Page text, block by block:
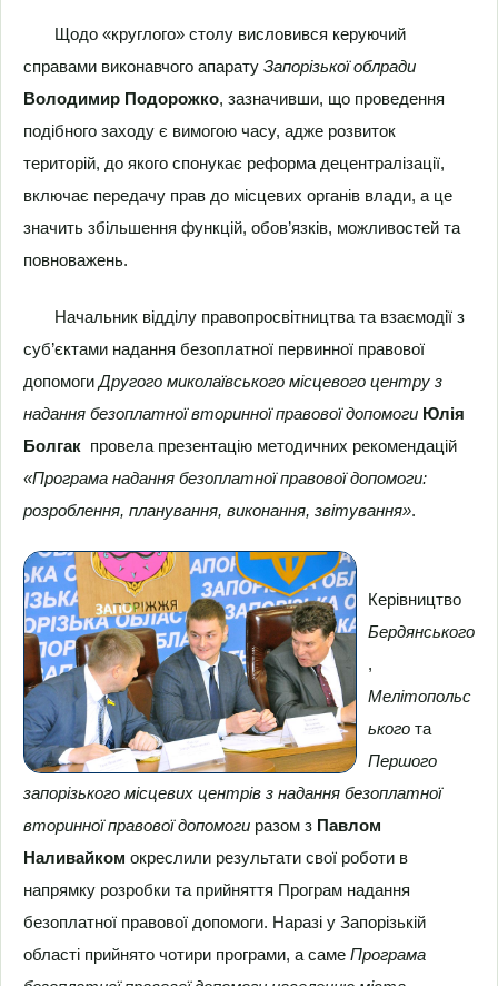
Щодо «круглого» столу висловився керуючий
справами виконавчого апарату Запорізької облради
Володимир Подорожко, зазначивши, що проведення
подібного заходу є вимогою часу, адже розвиток
територій, до якого спонукає реформа децентралізації,
включає передачу прав до місцевих органів влади, а це
значить збільшення функцій, обов’язків, можливостей та
повноважень.
Начальник відділу правопросвітництва та взаємодії з
суб’єктами надання безоплатної первинної правової
допомогиДругого миколаївського місцевого центру з
надання безоплатної вторинної правової допомоги Юлія
Болгак провела презентацію методичних рекомендацій
«Програма надання безоплатної правової допомоги:
розроблення, планування, виконання, звітування».
Керівництво
Бердянського
,
Мелітопольс
ького та
Першого
запорізького місцевих центрів з надання безоплатної
вторинної правової допомоги разом з Павлом
Наливайком окреслили результати свої роботи в
напрямку розробки та прийняття Програм надання
безоплатної правової допомоги. Наразі у Запорізькій
області прийнято чотири програми, а саме Програма